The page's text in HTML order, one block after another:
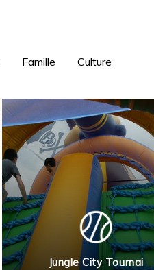
Famille Culture
Jungle City Tournai